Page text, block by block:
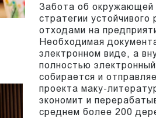
Забота об окружающей
стратегии
отходами на
Необходимая
электронном виде, а
полностью
собирается и
проекта маку-
экономит и
среднем более 200